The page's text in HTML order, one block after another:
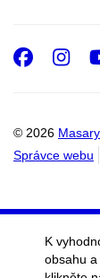
© 2026
Správce webu
K
obsahu